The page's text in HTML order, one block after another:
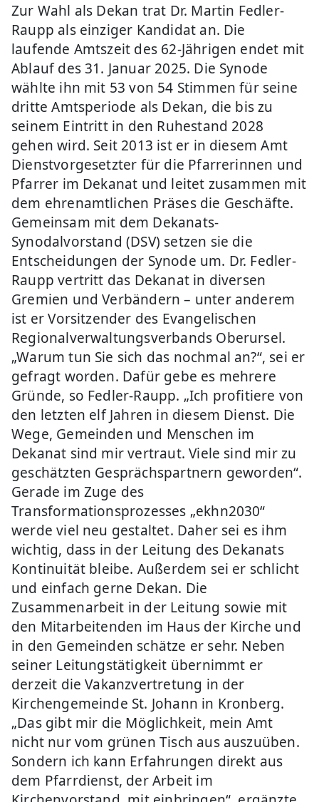
Zur Wahl als Dekan trat Dr. Martin Fedler-
Raupp als einziger Kandidat an. Die
laufende Amtszeit des 62-Jährigen endet mit
Ablauf des 31. Januar 2025. Die Synode
wählte ihn mit 53 von 54 Stimmen für seine
dritte Amtsperiode als Dekan, die bis zu
seinem Eintritt in den Ruhestand 2028
gehen wird. Seit 2013 ist er in diesem Amt
Dienstvorgesetzter für die Pfarrerinnen und
Pfarrer im Dekanat und leitet zusammen mit
dem ehrenamtlichen Präses die Geschäfte.
Gemeinsam mit dem Dekanats-
Synodalvorstand (DSV) setzen sie die
Entscheidungen der Synode um. Dr. Fedler-
Raupp vertritt das Dekanat in diversen
Gremien und Verbändern – unter anderem
ist er Vorsitzender des Evangelischen
Regionalverwaltungsverbands Oberursel.
„Warum tun Sie sich das nochmal an?“, sei er
gefragt worden. Dafür gebe es mehrere
Gründe, so Fedler-Raupp. „Ich profitiere von
den letzten elf Jahren in diesem Dienst. Die
Wege, Gemeinden und Menschen im
Dekanat sind mir vertraut. Viele sind mir zu
geschätzten Gesprächspartnern geworden“.
Gerade im Zuge des
Transformationsprozesses „ekhn2030“
werde viel neu gestaltet. Daher sei es ihm
wichtig, dass in der Leitung des Dekanats
Kontinuität bleibe. Außerdem sei er schlicht
und einfach gerne Dekan. Die
Zusammenarbeit in der Leitung sowie mit
den Mitarbeitenden im Haus der Kirche und
in den Gemeinden schätze er sehr. Neben
seiner Leitungstätigkeit übernimmt er
derzeit die Vakanzvertretung in der
Kirchengemeinde St. Johann in Kronberg.
„Das gibt mir die Möglichkeit, mein Amt
nicht nur vom grünen Tisch aus auszuüben.
Sondern ich kann Erfahrungen direkt aus
dem Pfarrdienst, der Arbeit im